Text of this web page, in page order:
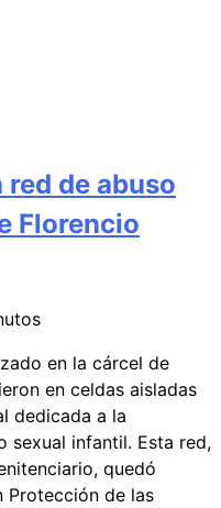
de abuso
Florencio
en la cárcel de
en celdas aisladas
dedicada a la
sexual infantil. Esta red,
quedó
Protección de las